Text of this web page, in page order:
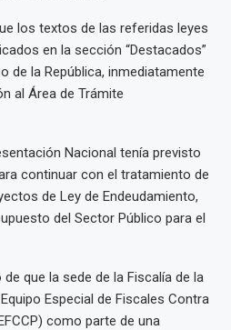
los textos de las referidas leyes
en la sección “Destacados”
de la República, inmediatamente
al Área de Trámite
Nacional tenía previsto
continuar con el tratamiento de
de Ley de Endeudamiento,
del Sector Público para el
que la sede de la Fiscalía de la
Especial de Fiscales Contra
como parte de una